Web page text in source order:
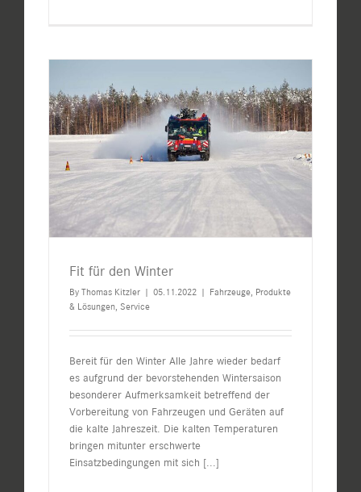
Fit für den Winter
By Thomas Kitzler | 05.11.2022 | Fahrzeuge, Produkte
& Lösungen, Service
Bereit für den Winter Alle Jahre wieder bedarf
es aufgrund der bevorstehenden Wintersaison
besonderer Aufmerksamkeit betreffend der
Vorbereitung von Fahrzeugen und Geräten auf
die kalte Jahreszeit. Die kalten Temperaturen
bringen mitunter erschwerte
Einsatzbedingungen mit sich [...]